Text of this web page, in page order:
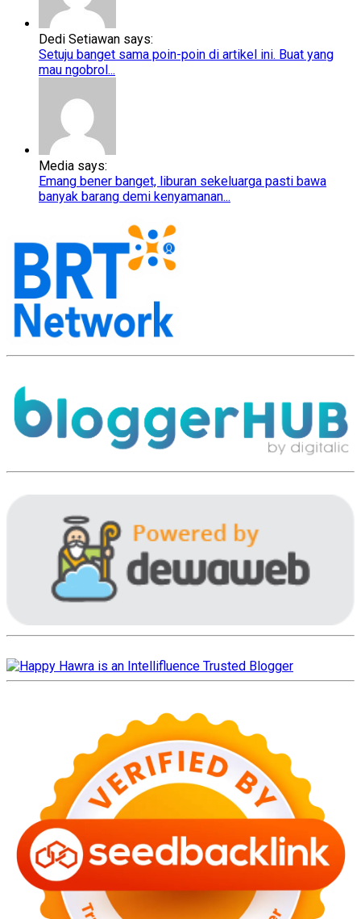
Dedi Setiawan says:
Setuju banget sama poin-poin di artikel ini. Buat yang
mau ngobrol...
Media says:
Emang bener banget, liburan sekeluarga pasti bawa
banyak barang demi kenyamanan...